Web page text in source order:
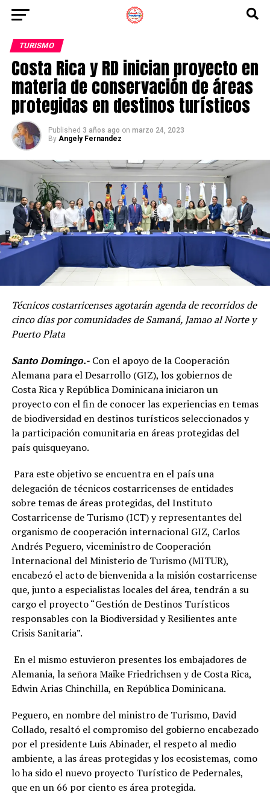
TURISMO
Costa Rica y RD inician proyecto en
materia de conservación de áreas
protegidas en destinos turísticos
Published 3 años ago on marzo 24, 2023
By Angely Fernandez
Técnicos costarricenses agotarán agenda de recorridos de
cinco días por comunidades de Samaná, Jamao al Norte y
Puerto Plata
Santo Domingo.-Con el apoyo de la Cooperación
Alemana para el Desarrollo (GIZ), los gobiernos de
Costa Rica y República Dominicana iniciaron un
proyecto con el fin de conocer las experiencias en temas
de biodiversidad en destinos turísticos seleccionados y
la participación comunitaria en áreas protegidas del
país quisqueyano.
Para este objetivo se encuentra en el país una
delegación de técnicos costarricenses de entidades
sobre temas de áreas protegidas, del Instituto
Costarricense de Turismo (ICT) y representantes del
organismo de cooperación internacional GIZ, Carlos
Andrés Peguero, viceministro de Cooperación
Internacional del Ministerio de Turismo (MITUR),
encabezó el acto de bienvenida a la misión costarricense
que, junto a especialistas locales del área, tendrán a su
cargo el proyecto “Gestión de Destinos Turísticos
responsables con la Biodiversidad y Resilientes ante
Crisis Sanitaria”.
En el mismo estuvieron presentes los embajadores de
Alemania, la señora Maike Friedrichsen y de Costa Rica,
Edwin Arias Chinchilla, en República Dominicana.
Peguero, en nombre del ministro de Turismo, David
Collado, resaltó el compromiso del gobierno encabezado
por el presidente Luis Abinader, el respeto al medio
ambiente, a las áreas protegidas y los ecosistemas, como
lo ha sido el nuevo proyecto Turístico de Pedernales,
que en un 66 por ciento es área protegida.